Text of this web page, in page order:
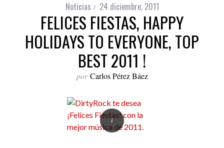
Noticias 24 diciembre, 2011
FELICES FIESTAS, HAPPY
HOLIDAYS TO EVERYONE, TOP
BEST 2011 !
por Carlos Pérez Báez